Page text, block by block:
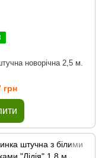
новорічна 2,5 м.
грн